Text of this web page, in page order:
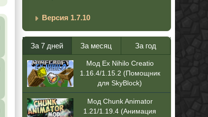
Версия 1.7.10
За 7 дней За месяц За год
Мод Ex Nihilo Creatio
1.16.4/1.15.2 (Помощник
для SkyBlock)
Мод Chunk Animator
1.21/1.19.4 (Анимация